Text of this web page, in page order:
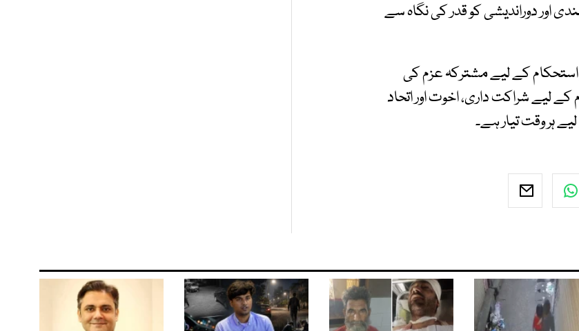
دوراندیشی کو قدر کی نگاہ سے
استحکام کے لیے مشترکہ عزم کی
لیے شراکت داری، اخوت اور اتحاد
ہر وقت تیار ہے۔